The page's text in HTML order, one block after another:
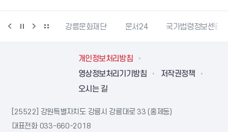
학산업진흥원 강릉문화재단 문서24 국가법령정보센터
개인정보처리방침
영상정보처리기기방침
저작권정책
오시는 길
[25522] 강원특별자치도 강릉시 강릉대로 33 (홍제동)
대표전화 033-660-2018